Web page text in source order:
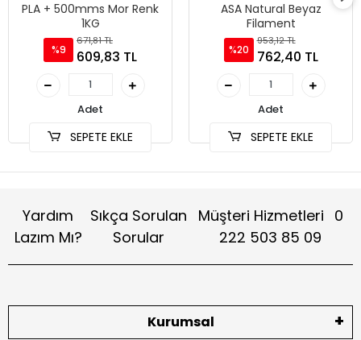
PLA + 500mms Mor Renk
1KG
%9
671,81 TL
609,83 TL
Adet
SEPETE EKLE
ASA Natural Beyaz
Filament
%20
953,12 TL
762,40 TL
Adet
SEPETE EKLE
Yardım
Lazım Mı?
Sıkça Sorulan
Sorular
Müşteri Hizmetleri 0
222 503 85 09
Kurumsal